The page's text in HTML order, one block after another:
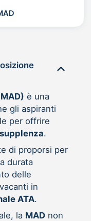
è una
gli aspiranti
per offrire
.
di proporsi per
durata
delle
in
ATA.
la MADnon